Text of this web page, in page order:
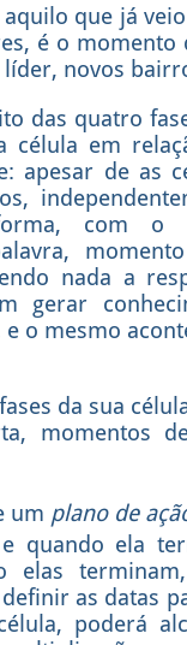
que já
é o
novos
das quatro
célula em
apesar de as
com o
nada a
gerar
o mesmo
da sua
momentos
um plano de
quando ela
elas
as datas
poderá